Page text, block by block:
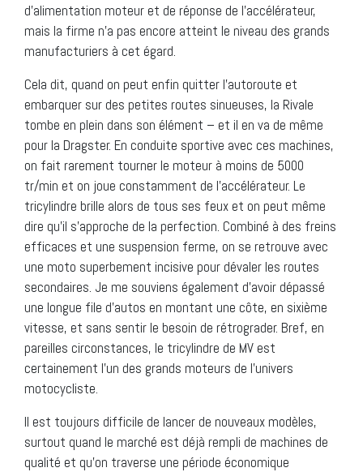
d’alimentation moteur et de réponse de l’accélérateur,
mais la firme n’a pas encore atteint le niveau des grands
manufacturiers à cet égard.
Cela dit, quand on peut enfin quitter l’autoroute et
embarquer sur des petites routes sinueuses, la Rivale
tombe en plein dans son élément – et il en va de même
pour la Dragster. En conduite sportive avec ces machines,
on fait rarement tourner le moteur à moins de 5000
tr/min et on joue constamment de l’accélérateur. Le
tricylindre brille alors de tous ses feux et on peut même
dire qu’il s’approche de la perfection. Combiné à des freins
efficaces et une suspension ferme, on se retrouve avec
une moto superbement incisive pour dévaler les routes
secondaires. Je me souviens également d’avoir dépassé
une longue file d’autos en montant une côte, en sixième
vitesse, et sans sentir le besoin de rétrograder. Bref, en
pareilles circonstances, le tricylindre de MV est
certainement l’un des grands moteurs de l’univers
motocycliste.
Il est toujours difficile de lancer de nouveaux modèles,
surtout quand le marché est déjà rempli de machines de
qualité et qu’on traverse une période économique